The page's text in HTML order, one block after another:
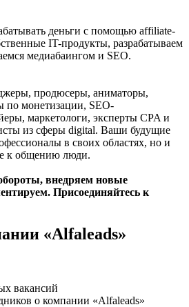
деньги с помощью affiliate-
IT-продукты, разрабатываем
медиабаингом и SEO.
продюсеры, аниматоры,
по монетизации, SEO-
маркетологи, эксперты CPA и
из сферы digital. Ваши будущие
в своих областях, но и
к общению люди.
внедряем новые
Присоединяйтесь к
«Alfaleads»
вакансий
о компании «Alfaleads»